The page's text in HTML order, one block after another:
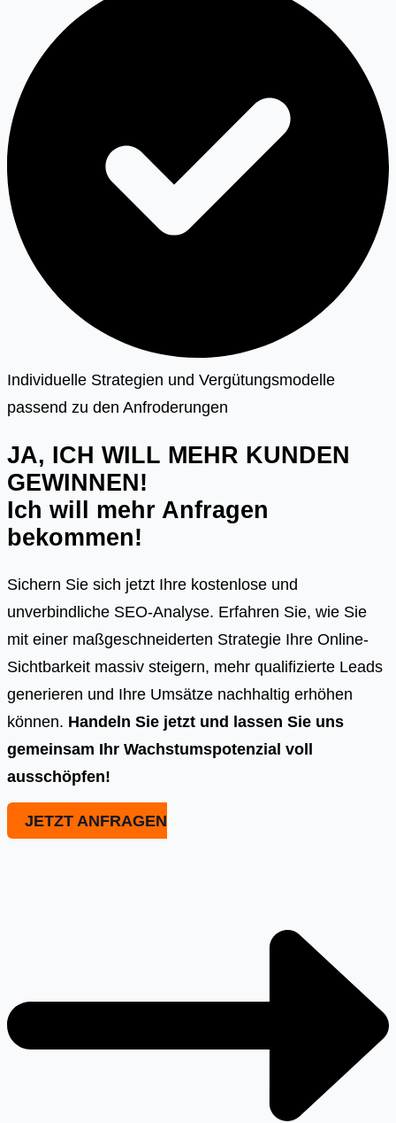
Individuelle Strategien und Vergütungsmodelle
passend zu den Anfroderungen
JA, ICH WILL MEHR KUNDEN
GEWINNEN!
Ich will mehr Anfragen
bekommen!
Sichern Sie sich jetzt Ihre kostenlose und
unverbindliche SEO-Analyse. Erfahren Sie, wie Sie
mit einer maßgeschneiderten Strategie Ihre Online-
Sichtbarkeit massiv steigern, mehr qualifizierte Leads
generieren und Ihre Umsätze nachhaltig erhöhen
können. Handeln Sie jetzt und lassen Sie uns
gemeinsam Ihr Wachstumspotenzial voll
ausschöpfen!
JETZT ANFRAGEN